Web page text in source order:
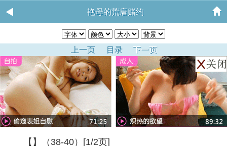
艳母的荒唐赌约
上一页 目录 下一页
【】（38-40）[1/2页]